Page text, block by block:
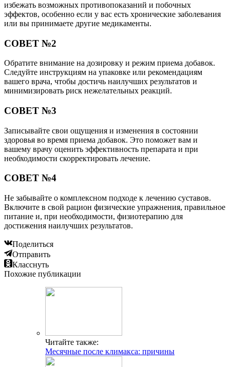
избежать возможных противопоказаний и побочных
эффектов, особенно если у вас есть хронические заболевания
или вы принимаете другие медикаменты.
СОВЕТ №2
Обратите внимание на дозировку и режим приема добавок.
Следуйте инструкциям на упаковке или рекомендациям
вашего врача, чтобы достичь наилучших результатов и
минимизировать риск нежелательных реакций.
СОВЕТ №3
Записывайте свои ощущения и изменения в состоянии
здоровья во время приема добавок. Это поможет вам и
вашему врачу оценить эффективность препарата и при
необходимости скорректировать лечение.
СОВЕТ №4
Не забывайте о комплексном подходе к лечению суставов.
Включите в свой рацион физические упражнения, правильное
питание и, при необходимости, физиотерапию для
достижения наилучших результатов.
Поделиться
Отправить
Класснуть
Похожие публикации
Читайте также:
Месячные после климакса: причины